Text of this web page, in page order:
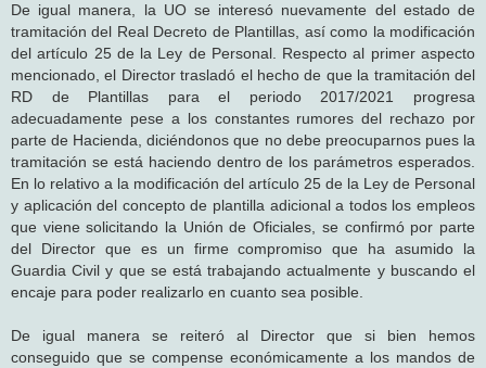
De igual manera, la UO se interesó nuevamente del estado de
tramitación del Real Decreto de Plantillas, así como la modificación
del artículo 25 de la Ley de Personal. Respecto al primer aspecto
mencionado, el Director trasladó el hecho de que la tramitación del
RD de Plantillas para el periodo 2017/2021 progresa
adecuadamente pese a los constantes rumores del rechazo por
parte de Hacienda, diciéndonos que no debe preocuparnos pues la
tramitación se está haciendo dentro de los parámetros esperados.
En lo relativo a la modificación del artículo 25 de la Ley de Personal
y aplicación del concepto de plantilla adicional a todos los empleos
que viene solicitando la Unión de Oficiales, se confirmó por parte
del Director que es un firme compromiso que ha asumido la
Guardia Civil y que se está trabajando actualmente y buscando el
encaje para poder realizarlo en cuanto sea posible.
De igual manera se reiteró al Director que si bien hemos
conseguido que se compense económicamente a los mandos de